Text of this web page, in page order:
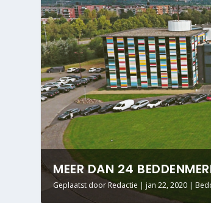
MEER DAN 24
Geplaatst door Redactie |jan 22, 2020 |